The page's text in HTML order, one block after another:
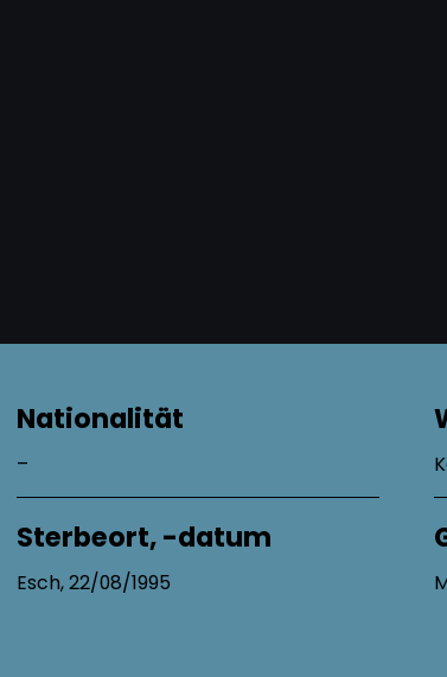
Nationalität
–
Sterbeort, -datum
Esch, 22/08/1995